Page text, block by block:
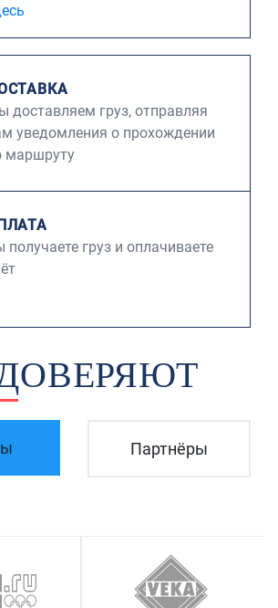
доставляем груз, отправляя
уведомления о прохождении
маршруту
получаете груз и оплачиваете
Партнёры